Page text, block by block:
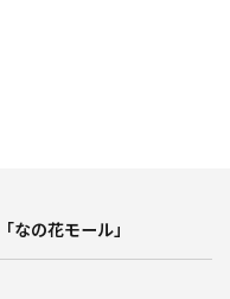
なの花モール」